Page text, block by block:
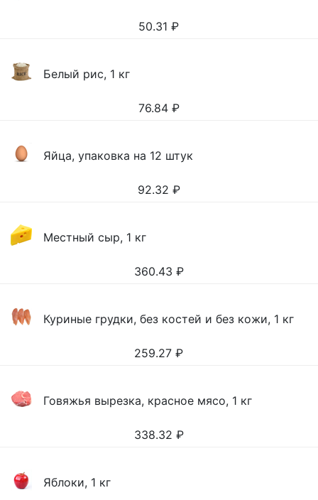
50.31 ₽
Белый рис, 1 кг
76.84 ₽
Яйца, упаковка на 12 штук
92.32 ₽
Местный сыр, 1 кг
360.43 ₽
Куриные грудки, без костей и без кожи, 1 кг
259.27 ₽
Говяжья вырезка, красное мясо, 1 кг
338.32 ₽
Яблоки, 1 кг